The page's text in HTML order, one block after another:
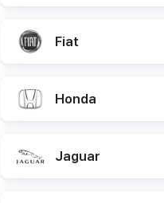
Fiat
Honda
Jaguar